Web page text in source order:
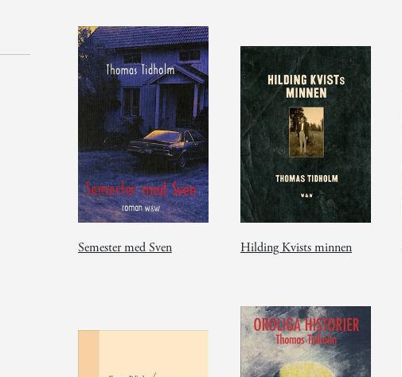
Semester med Sven Hilding Kvists minnen